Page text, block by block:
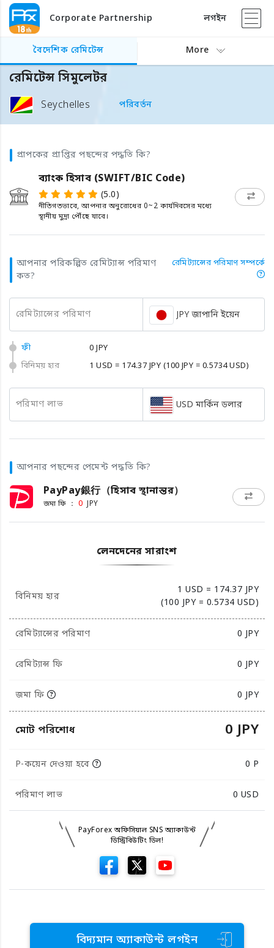
Corporate Partnership লগইন
বৈদেশিক রেমিটেন্স More
রেমিটেন্স সিমুলেটর
Seychelles পরিবর্তন
প্রাপকের প্রাপ্তির পছন্দের পদ্ধতি কি?
ব্যাংক হিসাব (SWIFT/BIC Code)
(5.0)
নীতিগতভাবে, আপনার অনুরোধের 0~2 কার্যদিবসের মধ্যে
স্থানীয় মুদ্রা পৌঁছে যাবে।
আপনার পরিকল্পিত রেমিট্যান্স পরিমাণ
কত?
রেমিট্যান্সের পরিমাণ সম্পর্কে
রেমিট্যান্সের পরিমাণ JPY জাপানি ইয়েন
ফী
0 JPY
বিনিময় হার
1 USD = 174.37 JPY (100 JPY = 0.5734 USD)
পরিমাণ লাভ USD মার্কিন ডলার
আপনার পছন্দের পেমেন্ট পদ্ধতি কি?
PayPay銀行（হিসাব স্থানান্তর）
জমা ফি ： 0 JPY
লেনদেনের সারাংশ
বিনিময় হার
1 USD = 174.37 JPY
(100 JPY = 0.5734 USD)
রেমিট্যান্সের পরিমাণ 0 JPY
রেমিট্যান্স ফি 0 JPY
জমা ফি 0 JPY
মোট পরিশোধ 0 JPY
P-কয়েন দেওয়া হবে 0 P
পরিমাণ লাভ 0 USD
PayForex অফিসিয়াল SNS অ্যাকাউন্ট
ডিস্ট্রিবিউটিং ডিল!
বিদ্যমান অ্যাকাউন্ট লগইন